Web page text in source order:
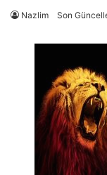
Nazlim Son